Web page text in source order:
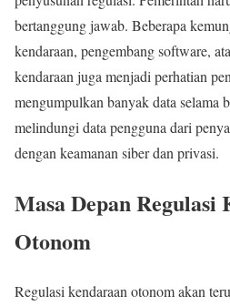
bertanggung jawab. Beberapa
kendaraan, pengembang software,
kendaraan juga menjadi perhatian
mengumpulkan banyak data selama
melindungi data pengguna dari
dengan keamanan siber dan privasi.
Masa Depan Regulasi
Otonom
Regulasi kendaraan otonom akan